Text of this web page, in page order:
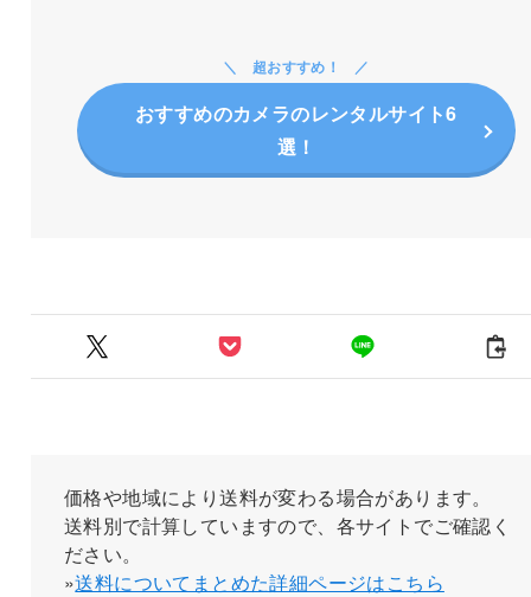
超おすすめ！
おすすめのカメラのレンタルサイト6
選！
価格や地域により送料が変わる場合があります。
送料別で計算していますので、各サイトでご確認く
ださい。
»送料についてまとめた詳細ページはこちら